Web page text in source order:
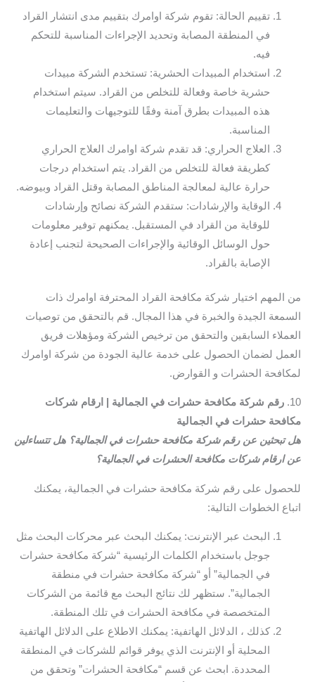
تقييم الحالة: تقوم شركة اوامرك بتقييم مدى انتشار القراد
في المنطقة المصابة وتحديد الإجراءات المناسبة للتحكم
فيه.
استخدام المبيدات الحشرية: تستخدم الشركة مبيدات
حشرية خاصة وفعالة للتخلص من القراد. سيتم استخدام
هذه المبيدات بطرق آمنة وفقًا للتوجيهات والتعليمات
المناسبة.
العلاج الحراري: قد تقدم شركة اوامرك العلاج الحراري
كطريقة فعالة للتخلص من القراد. يتم استخدام درجات
حرارة عالية لمعالجة المناطق المصابة وقتل القراد وبيوضه.
الوقاية والإرشادات: ستقدم الشركة نصائح وإرشادات
للوقاية من القراد في المستقبل. يمكنهم توفير معلومات
حول الوسائل الوقائية والإجراءات الصحيحة لتجنب إعادة
الإصابة بالقراد.
من المهم اختيار شركة مكافحة القراد المحترفة اوامرك ذات
السمعة الجيدة والخبرة في هذا المجال. قم بالتحقق من توصيات
العملاء السابقين والتحقق من ترخيص الشركة ومؤهلات فريق
العمل لضمان الحصول على خدمة عالية الجودة من شركة اوامرك
لمكافحة الحشرات و القوارض.
10. رقم شركة مكافحة حشرات في الجمالية | ارقام شركات
مكافحة حشرات في الجمالية
هل تبحثين عن رقم شركة مكافحة حشرات في الجمالية؟ هل تتساءلين
عن ارقام شركات مكافحة الحشرات في الجمالية؟
للحصول على رقم شركة مكافحة حشرات في الجمالية، يمكنك
اتباع الخطوات التالية:
البحث عبر الإنترنت: يمكنك البحث عبر محركات البحث مثل
جوجل باستخدام الكلمات الرئيسية “شركة مكافحة حشرات
في الجمالية” أو “شركة مكافحة حشرات في منطقة
الجمالية”. ستظهر لك نتائج البحث مع قائمة من الشركات
المتخصصة في مكافحة الحشرات في تلك المنطقة.
كذلك ، الدلائل الهاتفية: يمكنك الاطلاع على الدلائل الهاتفية
المحلية أو الإنترنت الذي يوفر قوائم للشركات في المنطقة
المحددة. ابحث عن قسم “مكافحة الحشرات” وتحقق من